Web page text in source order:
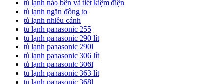
tủ lạnh nào bền và tiết kiệm điện
tủ lạnh ngăn đông to
tủ lạnh nhiều cánh
tủ lạnh panasonic 255
tủ lạnh panasonic 290 lít
tủ lạnh panasonic 290l
tủ lạnh panasonic 306 lít
tủ lạnh panasonic 306l
tủ lạnh panasonic 363 lít
tủ lạnh panasonic 368l